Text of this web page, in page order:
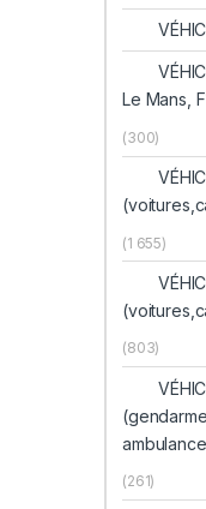
Le Mans,
(300)
(1 655)
(803)
(261)